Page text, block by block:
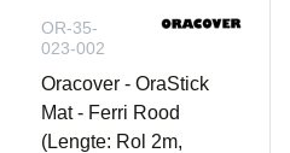
OR-35-
023-002
Oracover - OraStick
Mat - Ferri Rood
(Lengte: Rol 2m,